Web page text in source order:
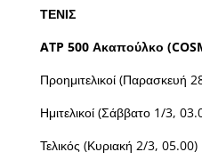
ΤΕΝΙΣ
ATP 500 Ακαπούλκο
Προημιτελικοί (Παρασκευή
Ημιτελικοί (Σάββατο 1/3,
Τελικός (Κυριακή 2/3, 05.00)